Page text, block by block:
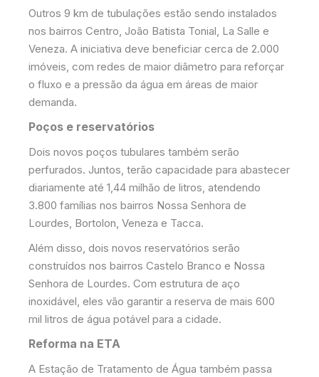
Outros 9 km de tubulações estão sendo instalados
nos bairros Centro, João Batista Tonial, La Salle e
Veneza. A iniciativa deve beneficiar cerca de 2.000
imóveis, com redes de maior diâmetro para reforçar
o fluxo e a pressão da água em áreas de maior
demanda.
Poços e reservatórios
Dois novos poços tubulares também serão
perfurados. Juntos, terão capacidade para abastecer
diariamente até 1,44 milhão de litros, atendendo
3.800 famílias nos bairros Nossa Senhora de
Lourdes, Bortolon, Veneza e Tacca.
Além disso, dois novos reservatórios serão
construídos nos bairros Castelo Branco e Nossa
Senhora de Lourdes. Com estrutura de aço
inoxidável, eles vão garantir a reserva de mais 600
mil litros de água potável para a cidade.
Reforma na ETA
A Estação de Tratamento de Água também passa